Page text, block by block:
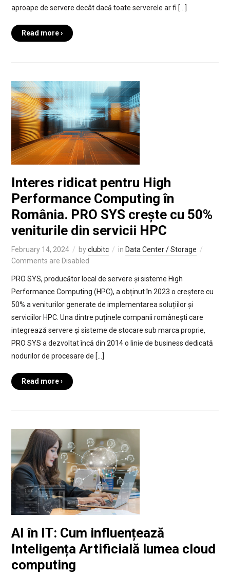
aproape de servere decât dacă toate serverele ar fi […]
Read more ›
Interes ridicat pentru High
Performance Computing în
România. PRO SYS crește cu 50%
veniturile din servicii HPC
February 14, 2024 byclubitc in Data Center / Storage
Comments are Disabled
PRO SYS, producător local de servere și sisteme High
Performance Computing (HPC), a obținut în 2023 o creștere cu
50% a veniturilor generate de implementarea soluțiilor și
serviciilor HPC. Una dintre puținele companii românești care
integrează servere şi sisteme de stocare sub marca proprie,
PRO SYS a dezvoltat încă din 2014 o linie de business dedicată
nodurilor de procesare de […]
Read more ›
AI în IT: Cum influențează
Inteligența Artificială lumea cloud
computing